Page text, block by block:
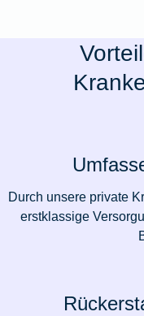
Durch unsere private
erstklassige